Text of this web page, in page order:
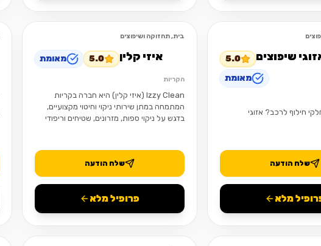
שיפוצים
5.0
מאומת
חילוף לרכב? אזוגי
שלח הודעה
מלא
בית, תחזוקה ושיפוצים
איזי קלין 5.0 מאומת
הקריות
Izzy Clean (איזי קלין) היא חברה בקריות
המתמחה במתן שירותי ניקוי וחיטוי מקצועיים,
בדגש על ניקוי ספות, מזרונים, שטיחים וריפודי
שלח הודעה
פרופיל מלא